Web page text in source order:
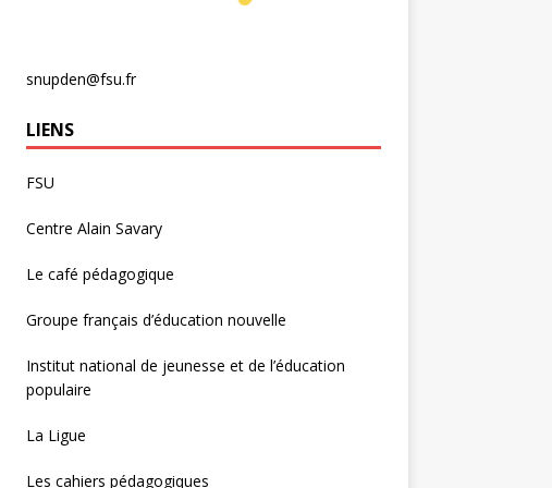
snupden@fsu.fr
LIENS
FSU
Centre Alain Savary
Le café pédagogique
Groupe français d’éducation nouvelle
Institut national de jeunesse et de l’éducation
populaire
La Ligue
Les cahiers pédagogiques